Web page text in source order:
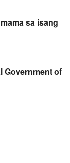
sa isang
Government of